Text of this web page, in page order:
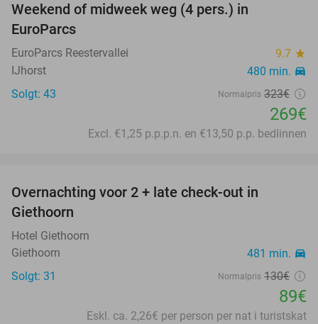
Weekend of midweek weg (4 pers.) in
EuroParcs
EuroParcs Reestervallei 9.7 star
IJhorst 480 min. directions_car
Solgt: 43 Normalpris 323€
269€
Excl. €1,25 p.p.p.n. en €13,50 p.p. bedlinnen
Overnachting voor 2 + late check-out in
Giethoorn
Hotel Giethoorn
Giethoorn
481 min. directions_car
Solgt: 31 Normalpris 130€
89€
Eskl. ca. 2,26€ per person per nat i turistskat